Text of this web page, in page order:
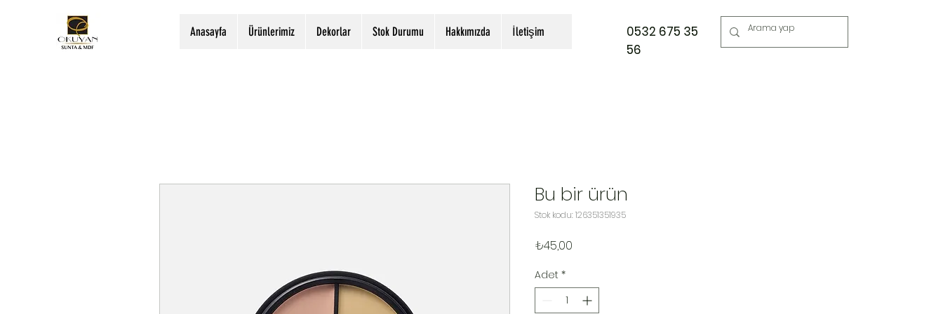
Anasayfa Ürünlerimiz Dekorlar Stok Durumu Hakkımızda İletişim
0532 675 35
56
Bu bir ürün
Stok kodu: 126351351935
₺45,00
Adet *